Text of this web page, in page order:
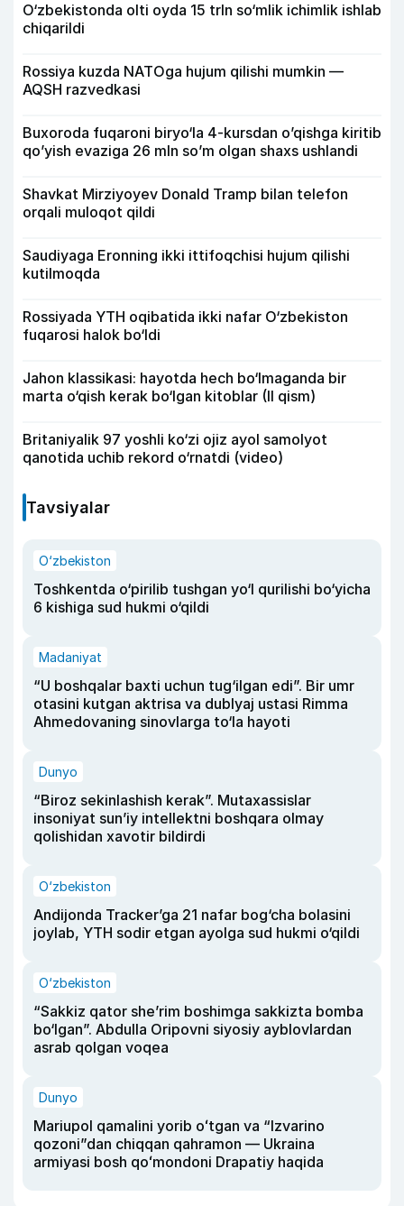
O‘zbekistonda olti oyda 15 trln so‘mlik ichimlik ishlab
chiqarildi
Rossiya kuzda NATOga hujum qilishi mumkin —
AQSH razvedkasi
Buxoroda fuqaroni biryo‘la 4-kursdan o’qishga kiritib
qo’yish evaziga 26 mln so’m olgan shaxs ushlandi
Shavkat Mirziyoyev Donald Tramp bilan telefon
orqali muloqot qildi
Saudiyaga Eronning ikki ittifoqchisi hujum qilishi
kutilmoqda
Rossiyada YTH oqibatida ikki nafar O‘zbekiston
fuqarosi halok bo‘ldi
Jahon klassikasi: hayotda hech bo‘lmaganda bir
marta o‘qish kerak bo‘lgan kitoblar (II qism)
Britaniyalik 97 yoshli ko‘zi ojiz ayol samolyot
qanotida uchib rekord o‘rnatdi (video)
Tavsiyalar
O‘zbekiston
Toshkentda o‘pirilib tushgan yo‘l qurilishi bo‘yicha
6 kishiga sud hukmi o‘qildi
Madaniyat
“U boshqalar baxti uchun tug‘ilgan edi”. Bir umr
otasini kutgan aktrisa va dublyaj ustasi Rimma
Ahmedovaning sinovlarga to‘la hayoti
Dunyo
“Biroz sekinlashish kerak”. Mutaxassislar
insoniyat sun’iy intellektni boshqara olmay
qolishidan xavotir bildirdi
O‘zbekiston
Andijonda Tracker’ga 21 nafar bog‘cha bolasini
joylab, YTH sodir etgan ayolga sud hukmi o‘qildi
O‘zbekiston
“Sakkiz qator she’rim boshimga sakkizta bomba
bo‘lgan”. Abdulla Oripovni siyosiy ayblovlardan
asrab qolgan voqea
Dunyo
Mariupol qamalini yorib oʻtgan va “Izvarino
qozoni”dan chiqqan qahramon — Ukraina
armiyasi bosh qoʻmondoni Drapatiy haqida